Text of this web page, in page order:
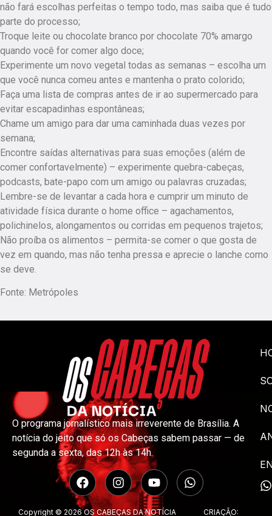
não fará escolhas perfeitas o tempo todo, mas saiba que é tudo
parte do processo;
Troque leite ou chocolate branco por chocolate 70% amargo
quando você for comer algo doce;
Experimente um novo vegetal todas as semanas – escolha um
que você nunca comeu antes e mantenha o prato colorido;
Faça uma lista de compras antes de ir ao supermercado para
evitar escapadinhas espontâneas;
Chame um amigo para dar uma caminhada duas vezes por
semana;
Encontre saídas alternativas para suas emoções (além de
comer confortavelmente) – experimente quebra-cabeças,
podcasts, bate-papo com um amigo ou palavras cruzadas;
Lembre-se de levantar a cada hora e cumprir um minuto de
atividade física durante o home office – agachamentos,
polichinelos, alongamentos ou corridas em pequenos trajetos;
Não proíba os alimentos – permita-se comer o que gosta de
vez em quando, mas não tenha pressa e aprecie o lanche como
se deve.
Fonte: Metrópoles
O programa jornalístico mais irreverente de Brasília. A
notícia do jeito que só os Cabeças sabem passar — de
segunda a sexta, das 12h às 14h.
Copyright © 2026 OS CABEÇAS DA NOTÍCIA
CRIAÇÃO: